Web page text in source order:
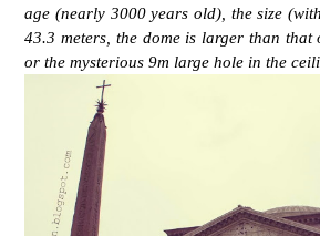
age (nearly 3000 years old), the size
43.3 meters, the dome is larger than that
or the mysterious 9m large hole in the